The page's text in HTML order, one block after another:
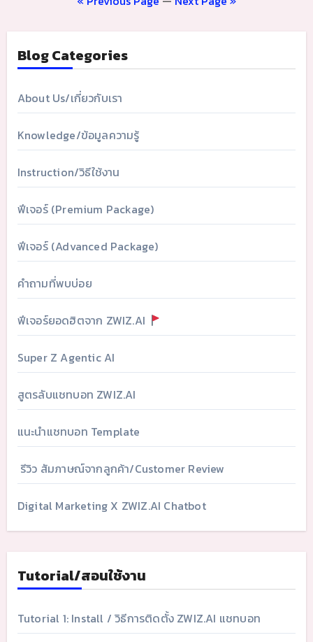
Blog Categories
About Us/เกี่ยวกับเรา
Knowledge/ข้อมูลความรู้
Instruction/วิธีใช้งาน
ฟีเจอร์ (Premium Package)
ฟีเจอร์ (Advanced Package)
คำถามที่พบบ่อย
ฟีเจอร์ยอดฮิตจาก ZWIZ.AI
Super Z Agentic AI
สูตรลับแชทบอท ZWIZ.AI
แนะนำแชทบอท Template
รีวิว สัมภาษณ์จากลูกค้า/Customer Review
Digital Marketing X ZWIZ.AI Chatbot
Tutorial/สอนใช้งาน
Tutorial 1: Install / วิธีการติดตั้ง ZWIZ.AI แชทบอท